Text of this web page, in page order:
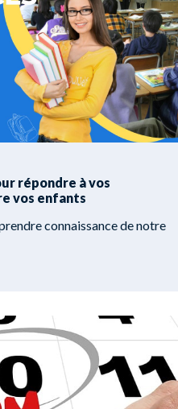
répondre à vos
vos enfants
connaissance de notre